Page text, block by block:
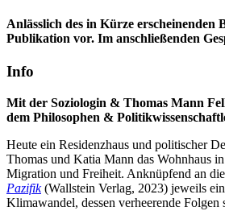
Anlässlich des in Kürze erscheinenden
Publikation vor. Im anschließenden
Info
Mit der Soziologin & Thomas Mann
dem Philosophen &
Heute ein Residenzhaus und politischer
Thomas und Katia Mann das Wohnhaus
Migration und Freiheit. Anknüpfend an
Pazifik(Wallstein Verlag, 2023) jeweils
Klimawandel, dessen verheerende